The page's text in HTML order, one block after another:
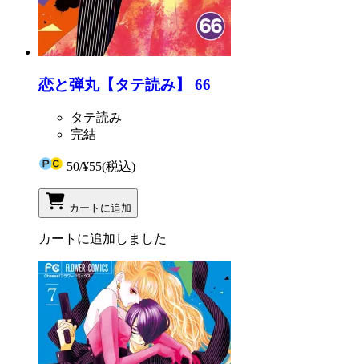
恋と弾丸【タテ読み】 66
タテ読み
完結
50/¥55(税込)
カートに追加
カートに追加しました